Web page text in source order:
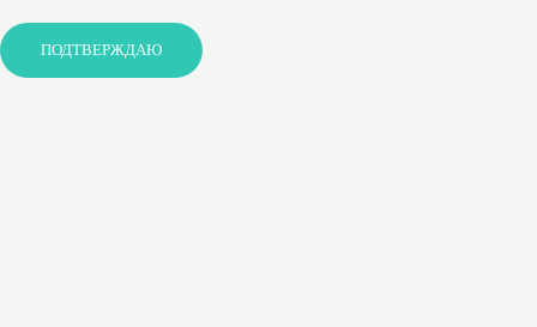
ПОДТВЕРЖДАЮ